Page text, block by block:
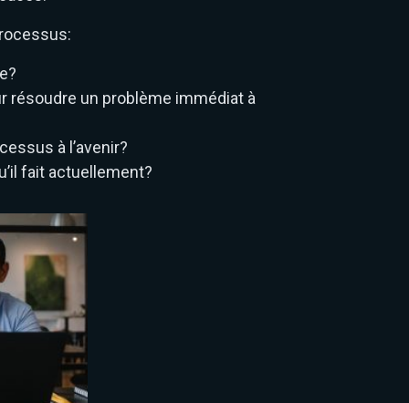
résoudre un problème immédiat à
à l’avenir?
fait actuellement?